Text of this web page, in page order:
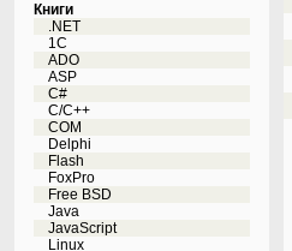
Книги
.NET
1C
ADO
ASP
C#
C/C++
COM
Delphi
Flash
FoxPro
Free BSD
Java
JavaScript
Linux